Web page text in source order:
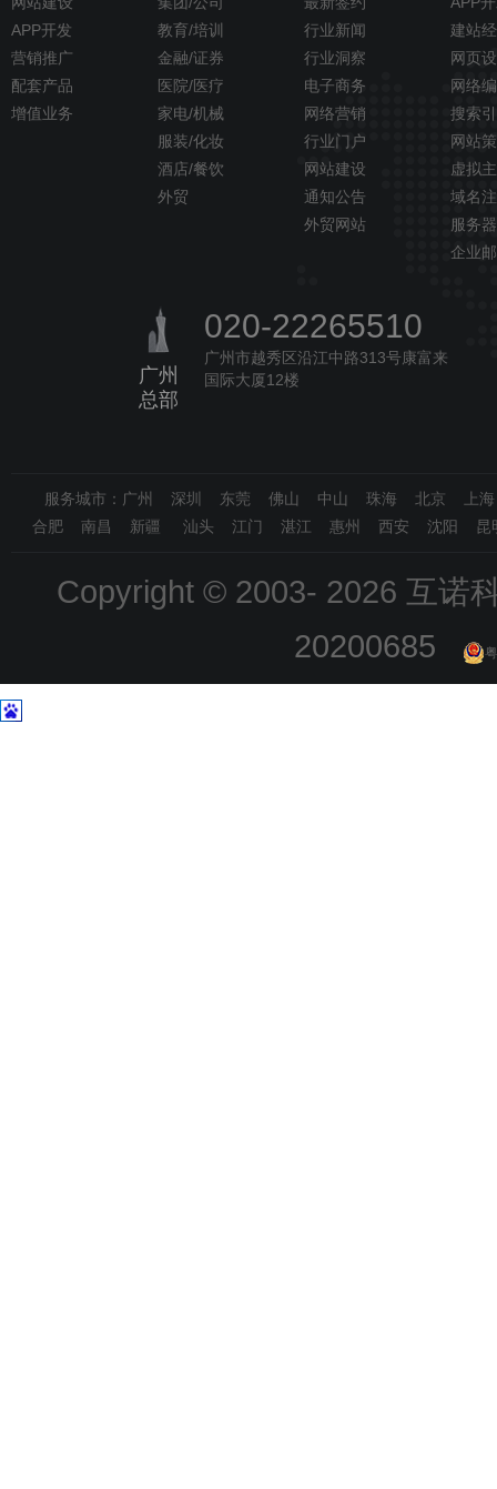
APP开发
营销推广
配套产品
增值业务
教育/培训
金融/证券
医院/医疗
家电/机械
服装/化妆
酒店/餐饮
外贸
行业新闻
行业洞察
电子商务
网络营销
行业门户
网站建设
通知公告
外贸网站
建站
网页
网络
搜索
网站
虚拟
域名
服务器
企业
广州
总部
020-22265510
广州市越秀区沿江中路313号康富来
国际大厦12楼
服务城市：广州 深圳 东莞 佛山 中山 珠海 北京
合肥 南昌 新疆 汕头 江门 湛江 惠州 西安 沈阳
Copyright © 2003- 2026 互诺
20200685